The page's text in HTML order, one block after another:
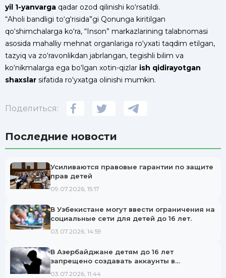
yil 1-yanvarga qadar ozod qilinishi ko‘rsatildi.
“Aholi bandligi to‘g‘risida”gi Qonunga kiritilgan
qo‘shimchalarga ko‘ra, “Inson” markazlarining talabnomasi
asosida mahalliy mehnat organlariga ro‘yxati taqdim etilgan,
tazyiq va zo‘ravonlikdan jabrlangan, tegishli bilim va
ko‘nikmalarga ega bo‘lgan xotin-qizlar ish qidirayotgan
shaxslar sifatida ro‘yxatga olinishi mumkin.
Поделиться:
Последние новости
Усиливаются правовые гарантии по защите
прав детей
09.07.2026, 15:17
В Узбекистане могут ввести ограничения на
социальные сети для детей до 16 лет.
03.07.2026, 14:59
В Азербайджане детям до 16 лет
запрещено создавать аккаунты в
03.07.2026, 11:44